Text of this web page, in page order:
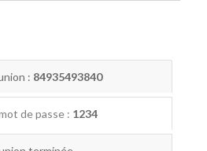
: 84935493840
de passe : 1234